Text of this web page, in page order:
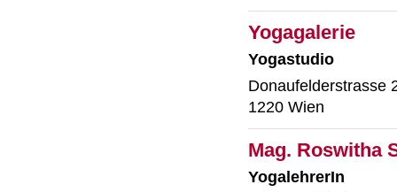
Yogagalerie
Yogastudio
Donaufelderstrasse
1220 Wien
Mag. Roswitha
YogalehrerIn